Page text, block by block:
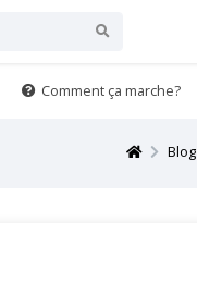
Comment ça marche?
Blog